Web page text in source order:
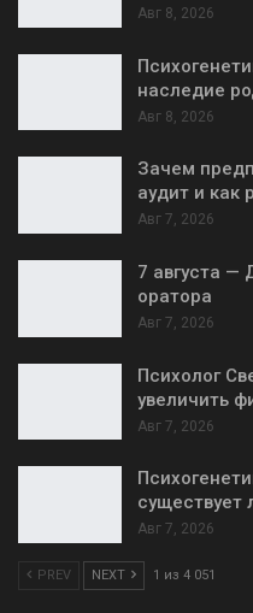
Авг 8, 2026
наследие
Авг 8, 2026
Зачем
аудит и как
Авг 7, 2026
7 августа —
оратора
Авг 7, 2026
Психолог
увеличить
Авг 7, 2026
существует
Авг 7, 2026
PREV NEXT 1 из 4 051